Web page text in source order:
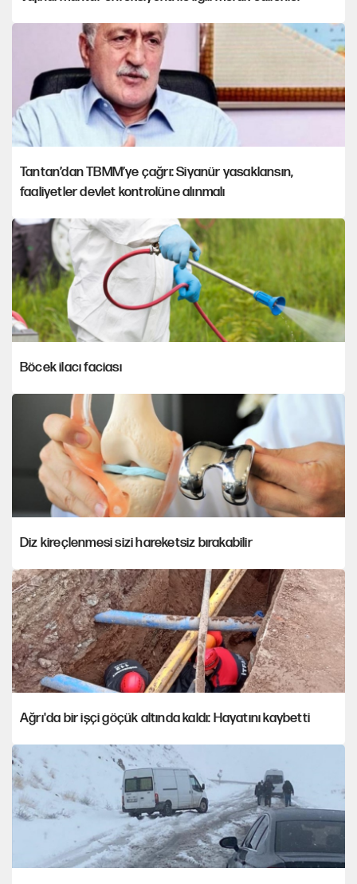
Tantan’dan TBMM’ye çağrı: Siyanür yasaklansın,
faaliyetler devlet kontrolüne alınmalı
Böcek ilacı faciası
Diz kireçlenmesi sizi hareketsiz bırakabilir
Ağrı'da bir işçi göçük altında kaldı: Hayatını kaybetti